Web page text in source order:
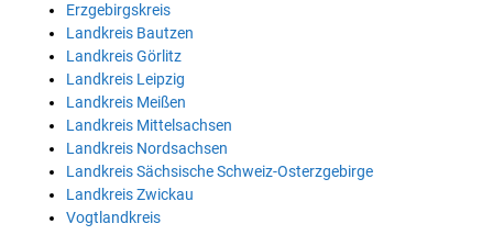
Erzgebirgskreis
Landkreis Bautzen
Landkreis Görlitz
Landkreis Leipzig
Landkreis Meißen
Landkreis Mittelsachsen
Landkreis Nordsachsen
Landkreis Sächsische Schweiz-Osterzgebirge
Landkreis Zwickau
Vogtlandkreis